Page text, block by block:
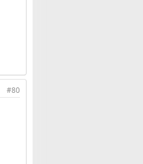
#80